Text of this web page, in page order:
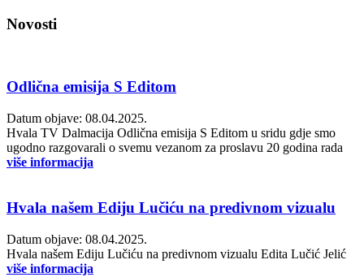
Novosti
Odlična emisija S Editom
Datum objave: 08.04.2025.
Hvala TV Dalmacija Odlična emisija S Editom u sridu gdje smo
ugodno razgovarali o svemu vezanom za proslavu 20 godina rada
više informacija
Hvala našem Ediju Lučiću na predivnom vizualu
Datum objave: 08.04.2025.
Hvala našem Ediju Lučiću na predivnom vizualu Edita Lučić Jelić
više informacija